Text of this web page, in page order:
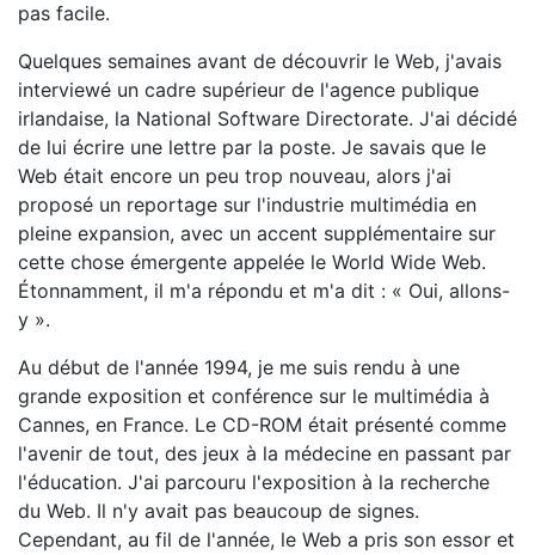
pas facile.
Quelques semaines avant de découvrir le Web, j'avais
interviewé un cadre supérieur de l'agence publique
irlandaise, la National Software Directorate. J'ai décidé
de lui écrire une lettre par la poste. Je savais que le
Web était encore un peu trop nouveau, alors j'ai
proposé un reportage sur l'industrie multimédia en
pleine expansion, avec un accent supplémentaire sur
cette chose émergente appelée le World Wide Web.
Étonnamment, il m'a répondu et m'a dit : « Oui, allons-
y ».
Au début de l'année 1994, je me suis rendu à une
grande exposition et conférence sur le multimédia à
Cannes, en France. Le CD-ROM était présenté comme
l'avenir de tout, des jeux à la médecine en passant par
l'éducation. J'ai parcouru l'exposition à la recherche
du Web. Il n'y avait pas beaucoup de signes.
Cependant, au fil de l'année, le Web a pris son essor et